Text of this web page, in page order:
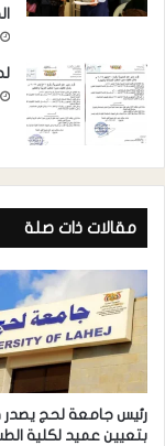
مقالات ذات صلة
رئيس جامعة لحج يصدر
بتعيين عميد لكلية